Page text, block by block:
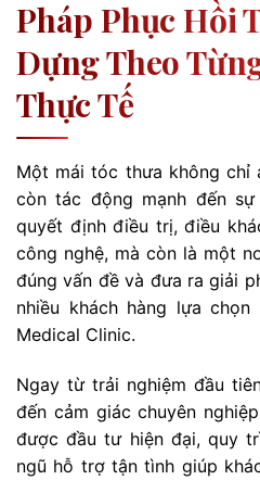
Pháp Phục Hồi
Dựng Theo
Thực Tế
Một mái tóc thưa không chỉ
còn tác động mạnh đến
quyết định điều trị, điều
công nghệ, mà còn là một
đúng vấn đề và đưa ra giải
nhiều khách hàng lựa
Medical Clinic.
Ngay từ trải nghiệm đầu
đến cảm giác chuyên
được đầu tư hiện đại, quy
ngũ hỗ trợ tận tình giúp